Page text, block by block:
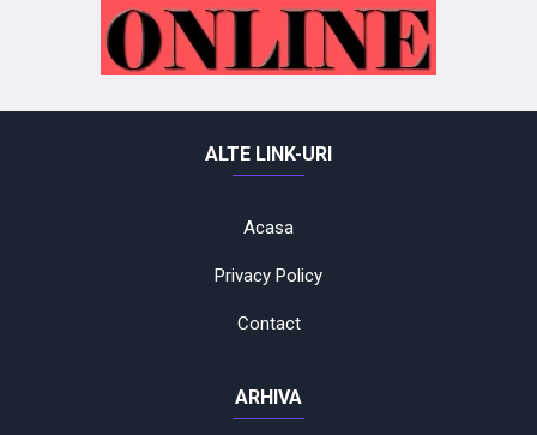
ALTE LINK-URI
Acasa
Privacy Policy
Contact
ARHIVA